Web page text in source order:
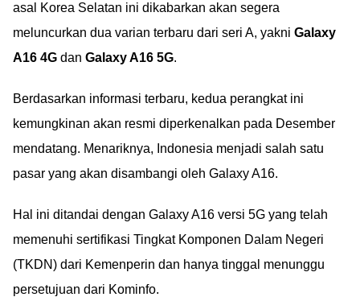
asal Korea Selatan ini dikabarkan akan segera
meluncurkan dua varian terbaru dari seri A, yakni Galaxy
A16 4G dan Galaxy A16 5G.
Berdasarkan informasi terbaru, kedua perangkat ini
kemungkinan akan resmi diperkenalkan pada Desember
mendatang. Menariknya, Indonesia menjadi salah satu
pasar yang akan disambangi oleh Galaxy A16.
Hal ini ditandai dengan Galaxy A16 versi 5G yang telah
memenuhi sertifikasi Tingkat Komponen Dalam Negeri
(TKDN) dari Kemenperin dan hanya tinggal menunggu
persetujuan dari Kominfo.